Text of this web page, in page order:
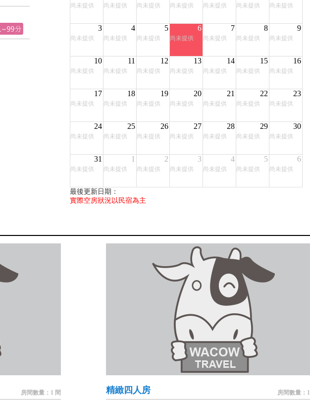
尚未提供 尚未提供 尚未提供 尚未提供 尚未提供 尚未提供 尚未提供
3
尚未提供
4
尚未提供
5
尚未提供
6
尚未提供
7
尚未提供
8
尚未提供
9
尚未提供
10
尚未提供
11
尚未提供
12
尚未提供
13
尚未提供
14
尚未提供
15
尚未提供
16
尚未提供
17
尚未提供
18
尚未提供
19
尚未提供
20
尚未提供
21
尚未提供
22
尚未提供
23
尚未提供
24
尚未提供
25
尚未提供
26
尚未提供
27
尚未提供
28
尚未提供
29
尚未提供
30
尚未提供
31
尚未提供
1
尚未提供
2
尚未提供
3
尚未提供
4
尚未提供
5
尚未提供
6
尚未提供
最後更新日期：
實際空房狀況以民宿為主
房間數量：1 間 精緻四人房 房間數量：